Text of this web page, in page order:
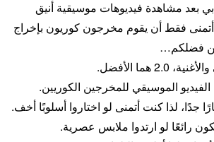
بعد مشاهدة فيديوهات موسيقية أنيق
مثل 2.0… أتمنى فقط أن يقوم مخرجون كوريون بإخراج
من فضلكم…
هما الأفضل.
الموسيقي للمخرجين الكوريين.
جدًا، لذا كنت أتمنى لو اختاروا أسلوبًا أخف.
رائعًا لو ارتدوا ملابس عصرية.